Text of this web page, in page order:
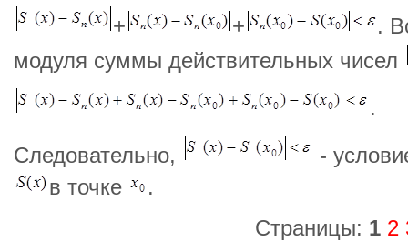
+
+
.
модуля суммы действительных чисел
.
Следовательно,
-
в точке
.
Страницы: 1 2